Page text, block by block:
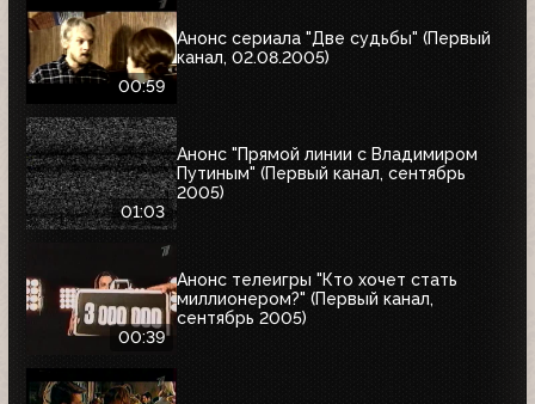
00:59
Анонс сериала "Две судьбы" (Первый
канал, 02.08.2005)
01:03
Анонс "Прямой линии с Владимиром
Путиным" (Первый канал, сентябрь
2005)
00:39
Анонс телеигры "Кто хочет стать
миллионером?" (Первый канал,
сентябрь 2005)